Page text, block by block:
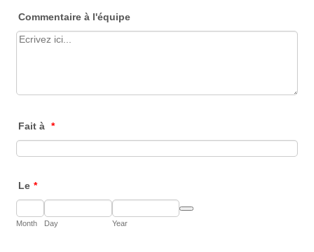
Commentaire à l'équipe
Fait à *
Le *
Month Day Year
Date Picker Icon